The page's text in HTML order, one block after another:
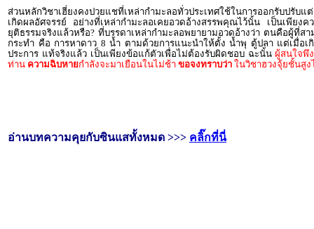
ส่วนหลักวิชาเฮี่ยงคงปวยแชที่เหล่ากำมะลอทั่วประเทศใช้ในการออกรับปรั
เกิดผลอัศจรรย์ อย่างที่เหล่ากำมะลอเคยอวดอ้างสรรพคุณไว้นั้น เป็นเพียง
ยุติธรรมจริงแล้วหรือ? ที่บรรดาเหล่ากำมะลอพยายามอวดอ้างว่า ตนคือผู้ที่
กระทำ คือ การหาดาว 8 น้ำ ตามด้วยการแนะนำให้ตั้ง น้ำพุ ตู้ปลา แต่เมื่อ
ประการ แท้จริงแล้ว เป็นเพียงข้อแก้ตัวเพื่อไม่ต้องรับผิดชอบ ฉะนั้นผู้สนใจพึ
ท่าน ความฉิบหายกำลังจะมาเยือนในไม่ช้า ขอจงทราบว่า ในวิชาฮวงจุ้ยชั้นสู
อ่านบทความคุยกับซินแสทั้งหมด >>> คลิ๊กที่นี่